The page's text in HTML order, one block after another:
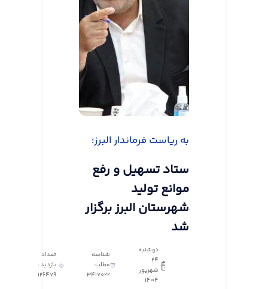
به ریاست فرماندار البرز؛
ستاد تسهیل و رفع
موانع تولید
شهرستان البرز برگزار
شد
دوشنبه
24
شهریور
1404
شناسه
مطلب:
3417022
تعداد
بازدید :
126479